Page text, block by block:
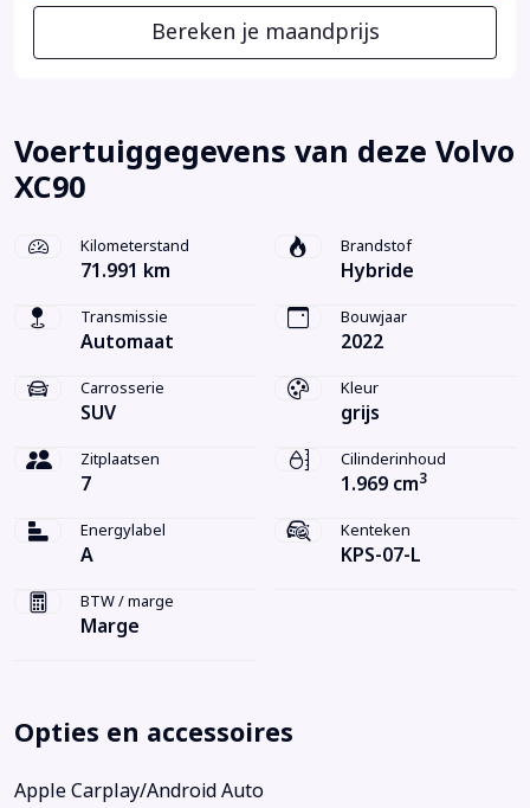
Bereken je maandprijs
Voertuiggegevens van deze Volvo
XC90
Kilometerstand
71.991 km
Brandstof
Hybride
Transmissie
Automaat
Bouwjaar
2022
Carrosserie
SUV
Kleur
grijs
Zitplaatsen
7
Cilinderinhoud
1.969 cm3
Energylabel
A
Kenteken
KPS-07-L
BTW / marge
Marge
Opties en accessoires
Apple Carplay/Android Auto